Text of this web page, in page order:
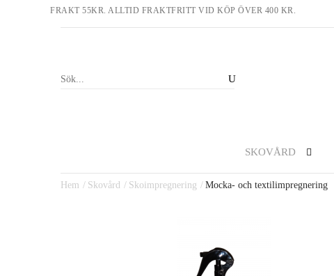
FRAKT 55KR. ALLTID FRAKTFRITT VID KÖP ÖVER 400 KR.
SKOVÅRD
Hem Skovård Skoimpregnering Mocka- och textilimpregnering